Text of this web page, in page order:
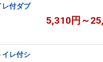
レ付ダブ
5,310円～
イレ付シ